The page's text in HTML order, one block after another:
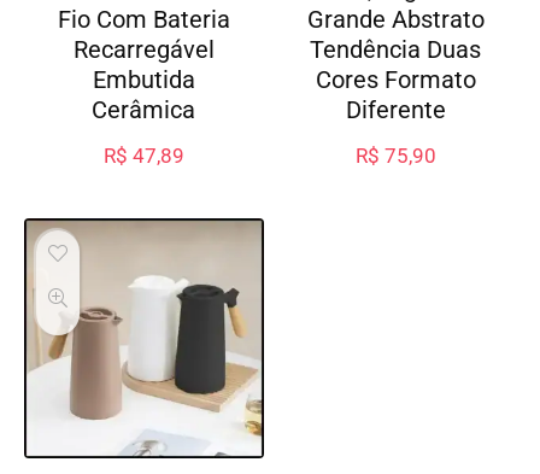
Fio Com Bateria
Recarregável
Embutida
Cerâmica
R$ 47,89
Grande Abstrato
Tendência Duas
Cores Formato
Diferente
R$ 75,90